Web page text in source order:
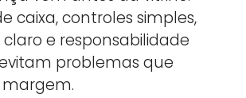
caixa, controles simples,
e responsabilidade
problemas que